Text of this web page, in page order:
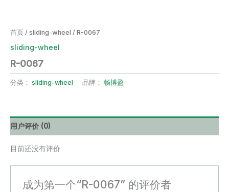
首页 / sliding-wheel / R-0067
sliding-wheel
R-0067
分类： sliding-wheel 品牌： 畅博盈
用户评价 (0)
目前还没有评价
成为第一个“R-0067” 的评价者